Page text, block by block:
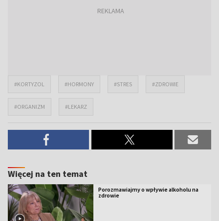
#KORTYZOL #HORMONY #STRES #ZDROWIE
#ORGANIZM #LEKARZ
Więcej na ten temat
Porozmawiajmy o wpływie alkoholu na
zdrowie